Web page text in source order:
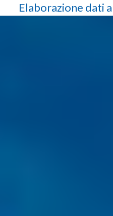
Elaborazione dati